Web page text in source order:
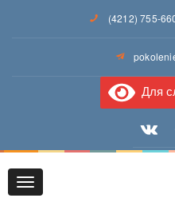
(4212) 755-
Для